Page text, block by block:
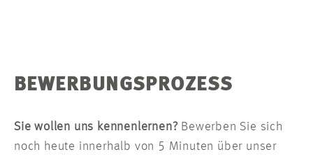
BEWERBUNGSPROZESS
Sie wollen uns kennenlernen?Bewerben Sie sich
noch heute innerhalb von 5 Minuten über unser